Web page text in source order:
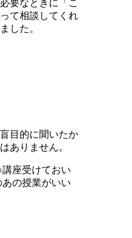
要なときに「こ
て相談してくれ
した。
目的に聞いたか
ありません。
座受けておい
の授業がいい